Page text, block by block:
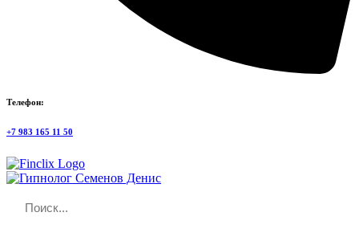
Телефон:
+7 983 165 11 50